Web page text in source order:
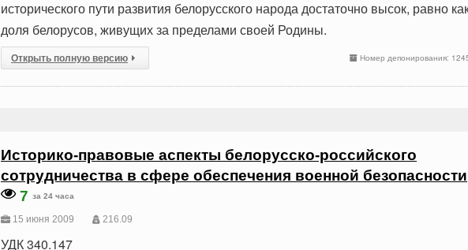
исторического пути развития белорусского народа достаточно высок, равно
доля белорусов, живущих за пределами своей Родины.
Номер депонирования:
Открыть полную версию
Историко-правовые аспекты белорусско-российского
сотрудничества в сфере обеспечения военной безопасности
7 за 24 часа
15 июня 2009 216.09
УДК 340.147